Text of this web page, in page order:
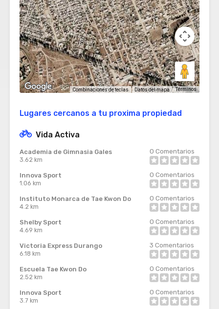
Combinaciones de teclas Datos del mapa Términos
Lugares cercanos a tu proxima propiedad
Vida Activa
Academia de Gimnasia Gales
3.62 km
0 Comentarios
Innova Sport
1.06 km
0 Comentarios
Instituto Monarca de Tae Kwon Do
4.2 km
0 Comentarios
Shelby Sport
4.69 km
0 Comentarios
Victoria Express Durango
6.18 km
3 Comentarios
Escuela Tae Kwon Do
2.52 km
0 Comentarios
Innova Sport
3.7 km
0 Comentarios